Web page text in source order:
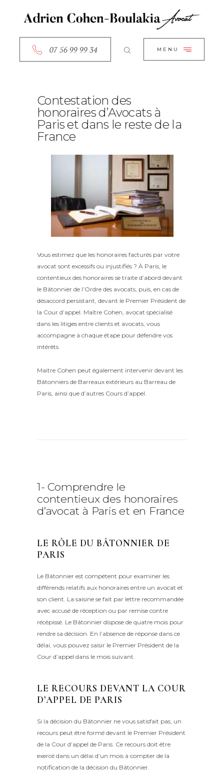
07 56 99 99 34 MENU
CLOSE
ACCUEIL
SERVICES
CONTACT
Contestation des
honoraires d’Avocats à
Paris et dans le reste de la
France
Vous estimez que les honoraires facturés par votre
avocat sont excessifs ou injustifiés ? À Paris, le
contentieux des honoraires se traite d’abord devant
le Bâtonnier de l’Ordre des avocats, puis, en cas de
désaccord persistant, devant le Premier Président de
la Cour d’appel. Maître Cohen, avocat spécialisé
dans les litiges entre clients et avocats, vous
accompagne à chaque étape pour défendre vos
intérêts.
Maitre Cohen peut également intervenir devant les
Bâtonniers de Barreaux extérieurs au Barreau de
Paris, ainsi que d’autres Cours d’appel.
1- Comprendre le
contentieux des honoraires
d’avocat à Paris et en France
LE RÔLE DU BÂTONNIER DE
PARIS
Le Bâtonnier est compétent pour examiner les
différends relatifs aux honoraires entre un avocat et
son client. La saisine se fait par lettre recommandée
avec accusé de réception ou par remise contre
récépissé. Le Bâtonnier dispose de quatre mois pour
rendre sa décision. En l’absence de réponse dans ce
délai, vous pouvez saisir le Premier Président de la
Cour d’appel dans le mois suivant.
LE RECOURS DEVANT LA COUR
D’APPEL DE PARIS
Si la décision du Bâtonnier ne vous satisfait pas, un
recours peut être formé devant le Premier Président
de la Cour d’appel de Paris. Ce recours doit être
exercé dans un délai d’un mois à compter de la
notification de la décision du Bâtonnier.